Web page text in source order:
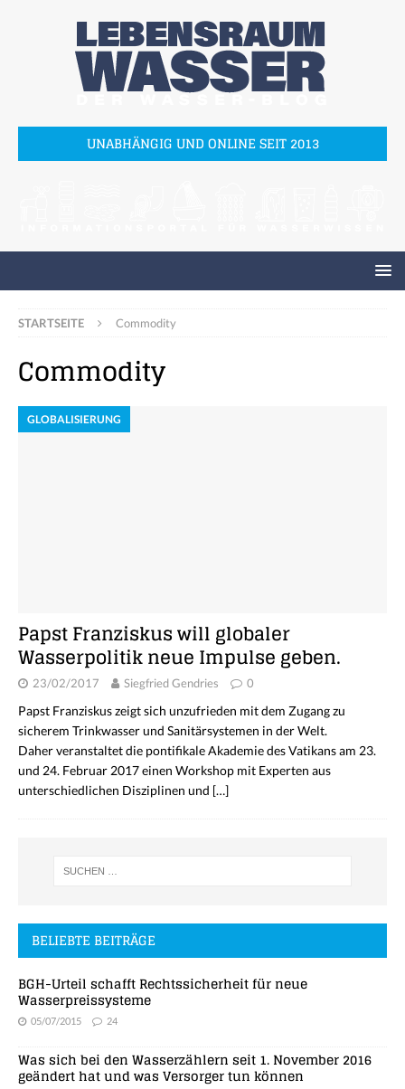
UNABHÄNGIG UND ONLINE SEIT 2013
STARTSEITE Commodity
Commodity
GLOBALISIERUNG
Papst Franziskus will globaler
Wasserpolitik neue Impulse geben.
23/02/2017 Siegfried Gendries 0
Papst Franziskus zeigt sich unzufrieden mit dem Zugang zu
sicherem Trinkwasser und Sanitärsystemen in der Welt.
Daher veranstaltet die pontifikale Akademie des Vatikans am 23.
und 24. Februar 2017 einen Workshop mit Experten aus
unterschiedlichen Disziplinen und […]
BELIEBTE BEITRÄGE
BGH-Urteil schafft Rechtssicherheit für neue
Wasserpreissysteme
05/07/2015 24
Was sich bei den Wasserzählern seit 1. November 2016
geändert hat und was Versorger tun können